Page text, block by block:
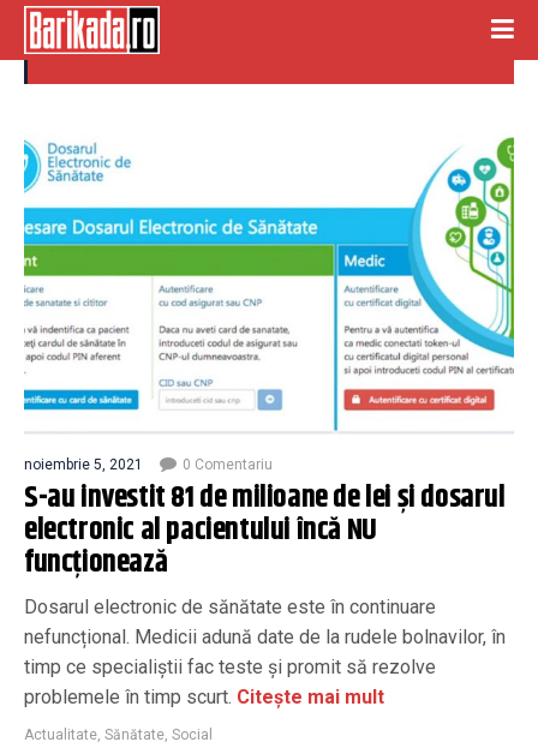
dosar medical nefunctional
noiembrie 5, 2021 0 Comentariu
S-au investit 81 de milioane de lei și dosarul
electronic al pacientului încă NU
funcționează
Dosarul electronic de sănătate este în continuare
nefuncțional. Medicii adună date de la rudele bolnavilor, în
timp ce specialiștii fac teste și promit să rezolve
problemele în timp scurt. Citește mai mult
Actualitate, Sănătate, Social